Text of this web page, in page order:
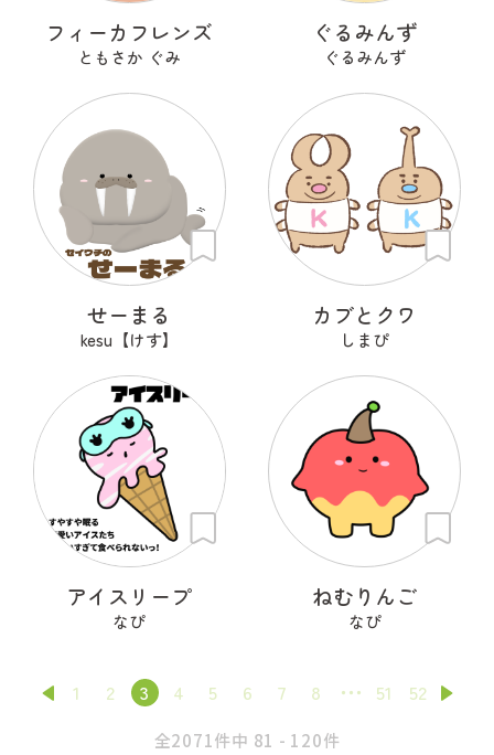
フィーカフレンズ
ともさか ぐみ
ぐるみんず
ぐるみんず
せーまる
kesu【けす】
カブとクワ
しまぴ
アイスリープ
なぴ
ねむりんご
なぴ
1 2 3 4 5 6 7 8 51 52
全2071件中 81 - 120件